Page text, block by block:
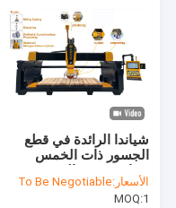
شياندا الرائدة في قطع
الجسور ذات الخمس
الأسعار:To Be Negotiable
MOQ:1